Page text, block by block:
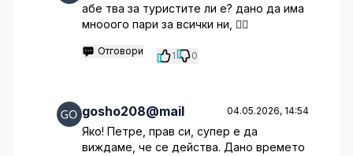
абе тва за туристите ли е? дано да има
мнооого пари за всички ни, 🤷‍♂️
Отговори 1 0
gosho208@mail 04.05.2026, 14:54
Яко! Петре, прав си, супер е да
виждаме, че се действа. Дано времето